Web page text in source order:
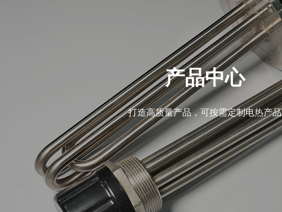
产品中心
打造高质量产品，可按需定制电热产品